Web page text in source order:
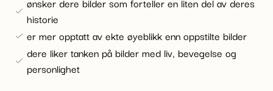
historie
er mer opptatt av ekte øyeblikk enn oppstilte bilder
dere liker tanken på bilder med liv, bevegelse og
personlighet